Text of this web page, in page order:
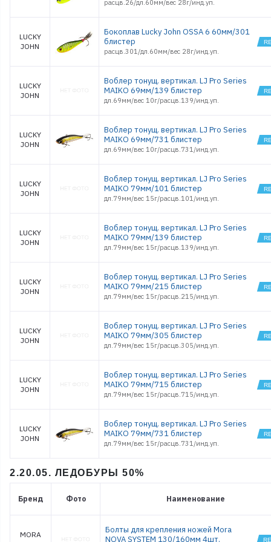
расцв.26/дл.60мм/вес 28г/инд.уп.
LUCKY
JOHN
Бокоплав Lucky John OSSA 6 60мм/301
блистер
расцв.301/дл.60мм/вес 28г/инд.уп.
LUCKY
JOHN
Воблер тонущ. вертикал. LJ Pro Series
MAIKO 69мм/139 блистер
дл.69мм/вес 10г/расцв.139/инд.уп.
LUCKY
JOHN
Воблер тонущ. вертикал. LJ Pro Series
MAIKO 69мм/731 блистер
дл.69мм/вес 10г/расцв.731/инд.уп.
LUCKY
JOHN
Воблер тонущ. вертикал. LJ Pro Series
MAIKO 79мм/101 блистер
дл.79мм/вес 15г/расцв.101/инд.уп.
LUCKY
JOHN
Воблер тонущ. вертикал. LJ Pro Series
MAIKO 79мм/139 блистер
дл.79мм/вес 15г/расцв.139/инд.уп.
LUCKY
JOHN
Воблер тонущ. вертикал. LJ Pro Series
MAIKO 79мм/215 блистер
дл.79мм/вес 15г/расцв.215/инд.уп.
LUCKY
JOHN
Воблер тонущ. вертикал. LJ Pro Series
MAIKO 79мм/305 блистер
дл.79мм/вес 15г/расцв.305/инд.уп.
LUCKY
JOHN
Воблер тонущ. вертикал. LJ Pro Series
MAIKO 79мм/715 блистер
дл.79мм/вес 15г/расцв.715/инд.уп.
LUCKY
JOHN
Воблер тонущ. вертикал. LJ Pro Series
MAIKO 79мм/731 блистер
дл.79мм/вес 15г/расцв.731/инд.уп.
2.20.05. ЛЕДОБУРЫ 50%
Бренд Фото Наименование
MORA
Болты для крепления ножей Mora
NOVA SYSTEM 130/160мм 4шт.